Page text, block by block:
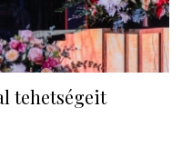
tehetségeit